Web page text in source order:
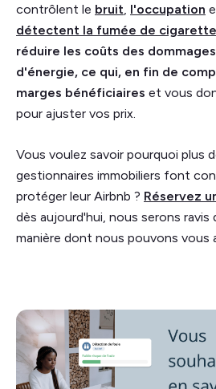
contrôlent le bruit, l'occupation
détectent la fumée de cigarette
réduire les coûts des
d'énergie, ce qui, en fin de
marges bénéficiaires et vous
pour ajuster vos prix.
Vous voulez savoir pourquoi plus
gestionnaires immobiliers font
protéger leur Airbnb ? Réservez
dès aujourd'hui, nous serons ravis
manière dont nous pouvons vous